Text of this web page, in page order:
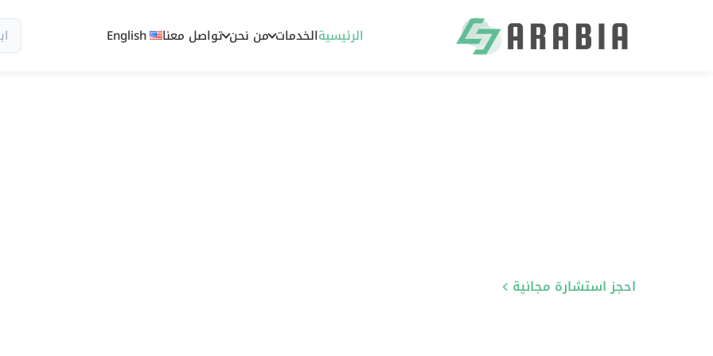
الرئيسيةالخدمات من نحن تواصل معنا English
احجز استشارة مجانية